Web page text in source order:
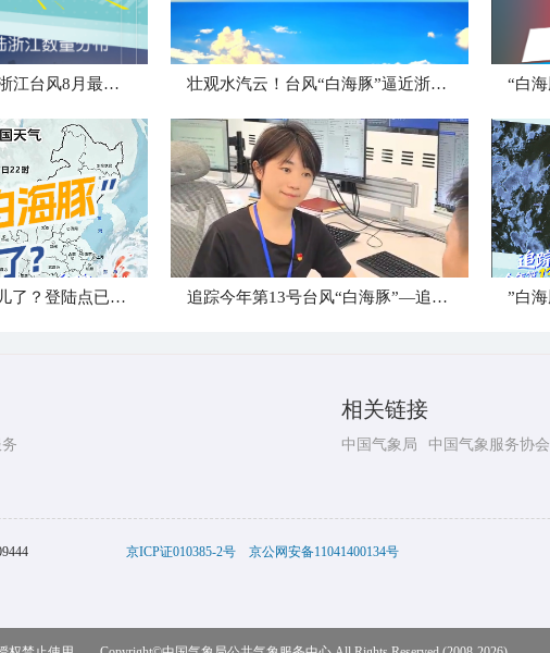
大数据盘点！登陆浙江台风8月最强最多 壮观水汽云！台风“白海豚”逼近浙闽沿海
台风“白海豚”到哪儿了？登陆点已确定 追踪今年第13号台风“白海豚”—追风小组台州最新消息
相关链接
中国气象局 中国气象服务协会
京ICP证010385-2号 京公网安备11041400134号